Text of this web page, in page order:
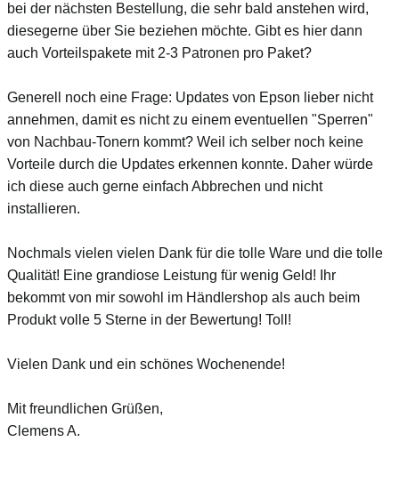
bei der nächsten Bestellung, die sehr bald anstehen wird,
diesegerne über Sie beziehen möchte. Gibt es hier dann
auch Vorteilspakete mit 2-3 Patronen pro Paket?
Generell noch eine Frage: Updates von Epson lieber nicht
annehmen, damit es nicht zu einem eventuellen "Sperren"
von Nachbau-Tonern kommt? Weil ich selber noch keine
Vorteile durch die Updates erkennen konnte. Daher würde
ich diese auch gerne einfach Abbrechen und nicht
installieren.
Nochmals vielen vielen Dank für die tolle Ware und die tolle
Qualität! Eine grandiose Leistung für wenig Geld! Ihr
bekommt von mir sowohl im Händlershop als auch beim
Produkt volle 5 Sterne in der Bewertung! Toll!
Vielen Dank und ein schönes Wochenende!
Mit freundlichen Grüßen,
Clemens A.